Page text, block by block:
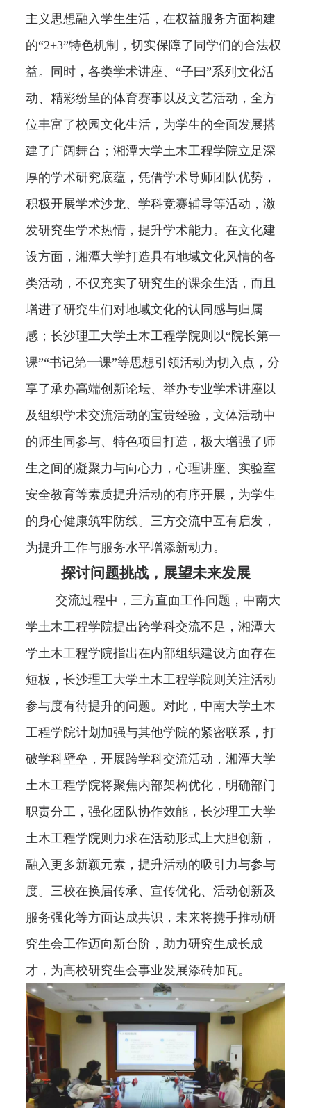
主义思想融入学生生活，在权益服务方面构建
的“2+3”特色机制，切实保障了同学们的合法权
益。同时，各类学术讲座、“子曰”系列文化活
动、精彩纷呈的体育赛事以及文艺活动，全方
位丰富了校园文化生活，为学生的全面发展搭
建了广阔舞台；湘潭大学土木工程学院立足深
厚的学术研究底蕴，凭借学术导师团队优势，
积极开展学术沙龙、学科竞赛辅导等活动，激
发研究生学术热情，提升学术能力。在文化建
设方面，湘潭大学打造具有地域文化风情的各
类活动，不仅充实了研究生的课余生活，而且
增进了研究生们对地域文化的认同感与归属
感；长沙理工大学土木工程学院则以“院长第一
课”“书记第一课”等思想引领活动为切入点，分
享了承办高端创新论坛、举办专业学术讲座以
及组织学术交流活动的宝贵经验，文体活动中
的师生同参与、特色项目打造，极大增强了师
生之间的凝聚力与向心力，心理讲座、实验室
安全教育等素质提升活动的有序开展，为学生
的身心健康筑牢防线。三方交流中互有启发，
为提升工作与服务水平增添新动力。
探讨问题挑战，展望未来发展
交流过程中，三方直面工作问题，中南大
学土木工程学院提出跨学科交流不足，湘潭大
学土木工程学院指出在内部组织建设方面存在
短板，长沙理工大学土木工程学院则关注活动
参与度有待提升的问题。对此，中南大学土木
工程学院计划加强与其他学院的紧密联系，打
破学科壁垒，开展跨学科交流活动，湘潭大学
土木工程学院将聚焦内部架构优化，明确部门
职责分工，强化团队协作效能，长沙理工大学
土木工程学院则力求在活动形式上大胆创新，
融入更多新颖元素，提升活动的吸引力与参与
度。三校在换届传承、宣传优化、活动创新及
服务强化等方面达成共识，未来将携手推动研
究生会工作迈向新台阶，助力研究生成长成
才，为高校研究生会事业发展添砖加瓦。